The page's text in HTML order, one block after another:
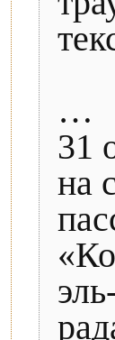
…
31
на